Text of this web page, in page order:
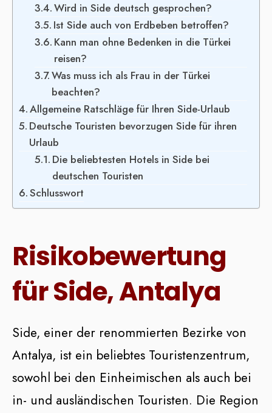
Wird in Side deutsch gesprochen?
Ist Side auch von Erdbeben betroffen?
Kann man ohne Bedenken in die Türkei
reisen?
Was muss ich als Frau in der Türkei
beachten?
Allgemeine Ratschläge für Ihren Side-Urlaub
Deutsche Touristen bevorzugen Side für ihren
Urlaub
Die beliebtesten Hotels in Side bei
deutschen Touristen
Schlusswort
Risikobewertung
für Side, Antalya
Side, einer der renommierten Bezirke von
Antalya, ist ein beliebtes Touristenzentrum,
sowohl bei den Einheimischen als auch bei
in- und ausländischen Touristen. Die Region